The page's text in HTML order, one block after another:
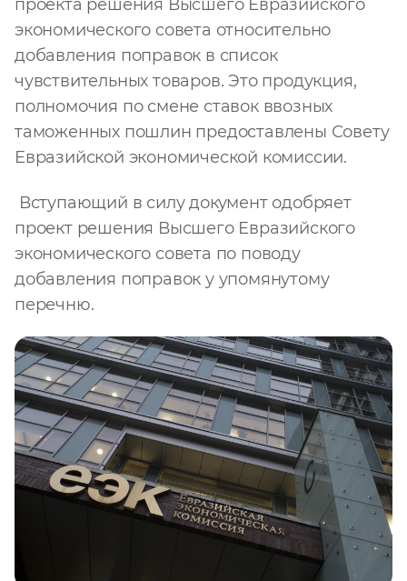
проекта решения Высшего Евразийского
экономического совета относительно
добавления поправок в список
чувствительных товаров. Это продукция,
полномочия по смене ставок ввозных
таможенных пошлин предоставлены Совету
Евразийской экономической комиссии.
Вступающий в силу документ одобряет
проект решения Высшего Евразийского
экономического совета по поводу
добавления поправок у упомянутому
перечню.